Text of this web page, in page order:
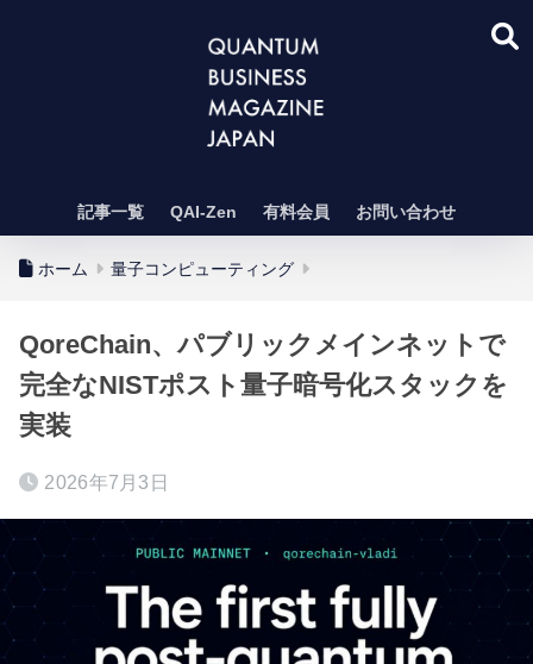
記事一覧 QAI-Zen 有料会員 お問い合わせ
ホーム 量子コンピューティング
QoreChain、パブリックメインネットで
完全なNISTポスト量子暗号化スタックを
実装
2026年7月3日